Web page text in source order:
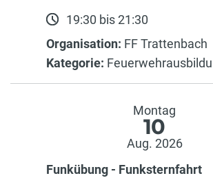
19:30 bis 21:30
Organisation: FF Trattenbach
Kategorie:
Montag
10
Aug. 2026
Funkübung - Funksternfahrt